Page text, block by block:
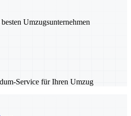
Umzugsunternehmen
Service für Ihren Umzug